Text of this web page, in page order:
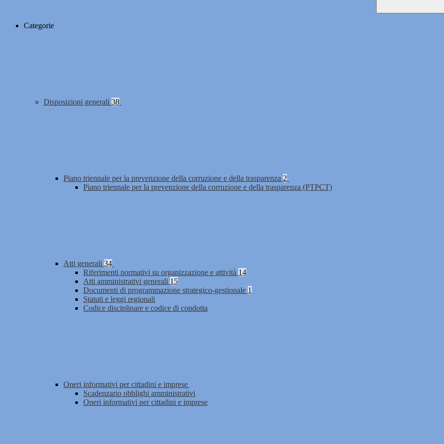
Categorie
Disposizioni generali 38
Piano triennale per la prevenzione della corruzione e della trasparenza 2
Piano triennale per la prevenzione della corruzione e della trasparenza (PTPCT)
Atti generali 34
Riferimenti normativi su organizzazione e attività 14
Atti amministrativi generali 15
Documenti di programmazione strategico-gestionale 1
Statuti e leggi regionali
Codice disciplinare e codice di condotta
Oneri informativi per cittadini e imprese
Scadenzario obblighi amministrativi
Oneri informativi per cittadini e imprese